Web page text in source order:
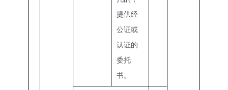
提供经
公证或
认证的
委托
书。